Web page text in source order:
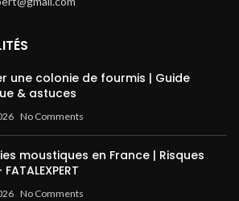
une colonie de fourmis | Guide
& astuces
No Comments
moustiques en France | Risques
No Comments